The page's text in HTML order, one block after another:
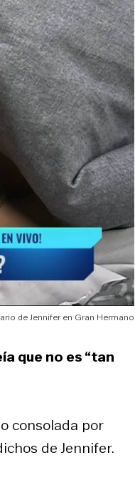
de Jennifer en Gran Hermano
que no es “tan
consolada por
de Jennifer.